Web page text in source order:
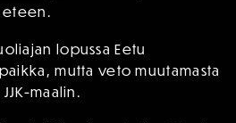
eteen.
lopussa Eetu
mutta veto muutamasta
maalin.